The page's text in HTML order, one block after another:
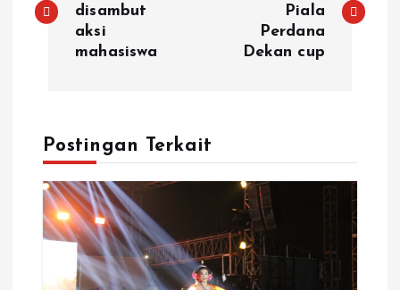
disambut
aksi
mahasiswa
Piala
Perdana
Dekan cup
Postingan Terkait